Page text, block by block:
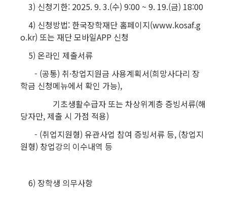
3) 신청기한: 2025. 9. 3.(수) 9:00 ~ 9. 19.(금) 18:00
4) 신청방법: 한국장학재단 홈페이지(www.kosaf.g
o.kr) 또는 재단 모바일APP 신청
5) 온라인 제출서류
- (공통) 취·창업지원금 사용계획서(희망사다리 장
학금 신청메뉴에서 확인 가능),
기초생활수급자 또는 차상위계층 증빙서류(해
당자만, 제출 시 가점 적용)
- (취업지원형) 유관사업 참여 증빙서류 등, (창업지
원형) 창업강의 이수내역 등
6) 장학생 의무사항